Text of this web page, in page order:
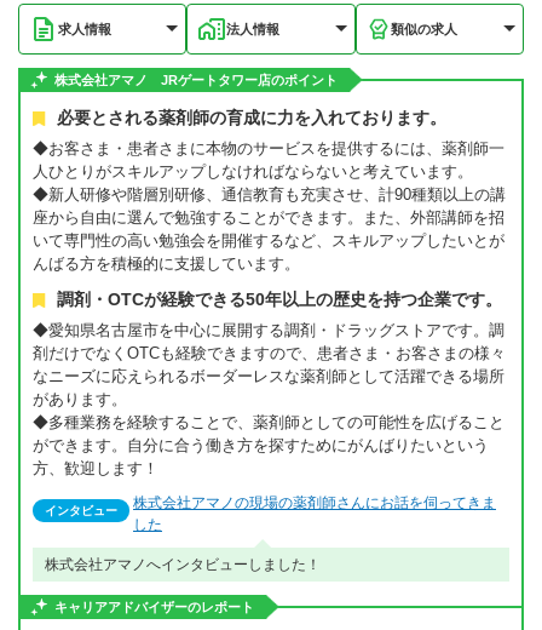
求人情報 法人情報 類似の求人
株式会社アマノ JRゲートタワー店のポイント
必要とされる薬剤師の育成に力を入れております。
◆お客さま・患者さまに本物のサービスを提供するには、薬剤師一
人ひとりがスキルアップしなければならないと考えています。
◆新人研修や階層別研修、通信教育も充実させ、計90種類以上の講
座から自由に選んで勉強することができます。また、外部講師を招
いて専門性の高い勉強会を開催するなど、スキルアップしたいとが
んばる方を積極的に支援しています。
調剤・OTCが経験できる50年以上の歴史を持つ企業です。
◆愛知県名古屋市を中心に展開する調剤・ドラッグストアです。調
剤だけでなくOTCも経験できますので、患者さま・お客さまの様々
なニーズに応えられるボーダーレスな薬剤師として活躍できる場所
があります。
◆多種業務を経験することで、薬剤師としての可能性を広げること
ができます。自分に合う働き方を探すためにがんばりたいという
方、歓迎します！
インタビュー
株式会社アマノの現場の薬剤師さんにお話を伺ってきま
した
株式会社アマノへインタビューしました！
キャリアアドバイザーのレポート